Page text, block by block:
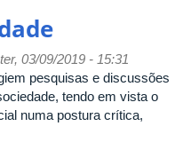
03/09/2019 - 15:31
pesquisas e discussões
tendo em vista o
numa postura crítica,